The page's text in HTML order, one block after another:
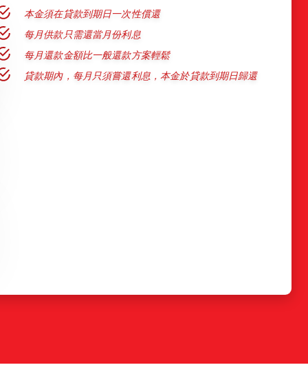
本金須在貸款到期日一次性償還
每月供款只需還當月份利息
每月還款金額比一般還款方案輕鬆
貸款期內，每月只須嘗還利息，本金於貸款到期日歸還